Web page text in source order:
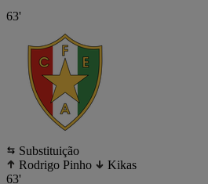
63'
Substituição
Rodrigo Pinho
Kikas
63'